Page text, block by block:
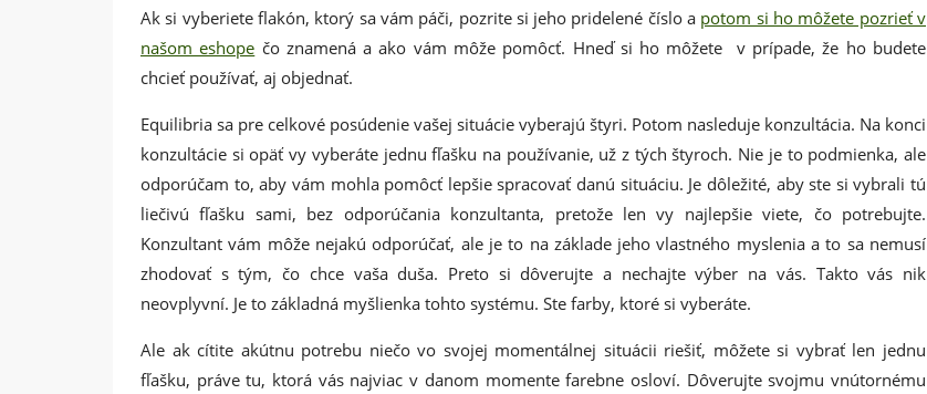
Ak si vyberiete flakón, ktorý sa vám páči, pozrite si jeho pridelené číslo a potom si ho môžete pozrieť v
našom eshope čo znamená a ako vám môže pomôcť. Hneď si ho môžete v prípade, že ho budete
chcieť používať, aj objednať.
Equilibria sa pre celkové posúdenie vašej situácie vyberajú štyri. Potom nasleduje konzultácia. Na konci
konzultácie si opäť vy vyberáte jednu fľašku na používanie, už z tých štyroch. Nie je to podmienka, ale
odporúčam to, aby vám mohla pomôcť lepšie spracovať danú situáciu. Je dôležité, aby ste si vybrali tú
liečivú fľašku sami, bez odporúčania konzultanta, pretože len vy najlepšie viete, čo potrebujte.
Konzultant vám môže nejakú odporúčať, ale je to na základe jeho vlastného myslenia a to sa nemusí
zhodovať s tým, čo chce vaša duša. Preto si dôverujte a nechajte výber na vás. Takto vás nik
neovplyvní. Je to základná myšlienka tohto systému. Ste farby, ktoré si vyberáte.
Ale ak cítite akútnu potrebu niečo vo svojej momentálnej situácii riešiť, môžete si vybrať len jednu
fľašku, práve tu, ktorá vás najviac v danom momente farebne osloví. Dôverujte svojmu vnútornému